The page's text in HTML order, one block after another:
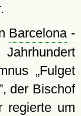
Barcelona -
Fulget
, der Bischof
regierte um